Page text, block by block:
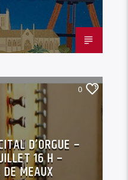
0
D’ORGUE –
16 H –
MEAUX